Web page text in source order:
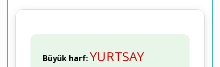
Büyük harf:YURTSAY